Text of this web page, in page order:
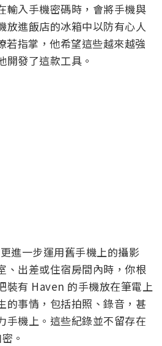
輸入手機密碼時，會將手機與
放進飯店的冰箱中以防有心人
指掌，他希望這些越來越強
發了這款工具。
進一步運用舊手機上的攝影
、出差或住宿房間內時，你根
裝有 Haven 的手機放在筆電上
的事情，包括拍照、錄音，甚
手機上。這些紀錄並不留存在
。